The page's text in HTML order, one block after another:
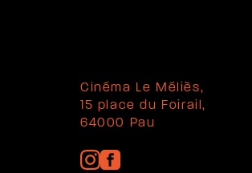
Cinéma Le Méliès,
15 place du Foirail,
64000 Pau